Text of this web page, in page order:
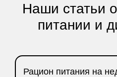
Наши статьи
питании и
Рацион питания на